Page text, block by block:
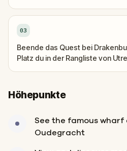
03
Beende das Quest bei
Platz du in der Rangliste von
Höhepunkte
See the famous wharf
Oudegracht